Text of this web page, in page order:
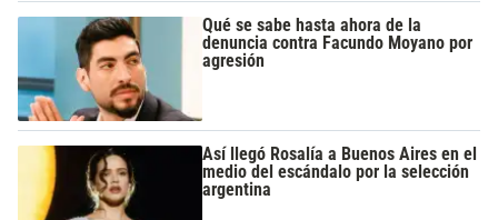
Qué se sabe hasta ahora de la
denuncia contra Facundo Moyano por
agresión
Así llegó Rosalía a Buenos Aires en el
medio del escándalo por la selección
argentina